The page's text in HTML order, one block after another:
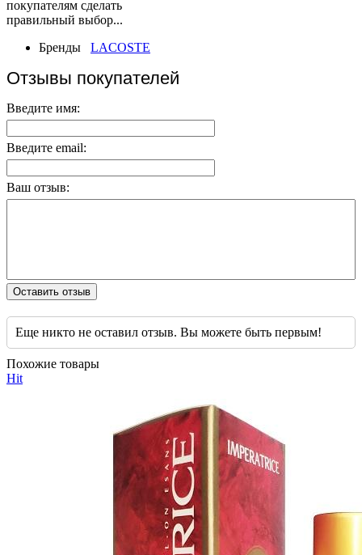
покупателям сделать
правильный выбор...
Бренды
LACOSTE
Отзывы покупателей
Введите имя:
Введите email:
Ваш отзыв:
Оставить отзыв
Еще никто не оставил отзыв. Вы можете быть первым!
Похожие товары
Hit